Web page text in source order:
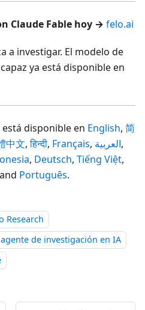
Claude Fable hoy → felo.ai
a investigar. El modelo de
ya está disponible en
disponible en English, 简
中文,हिन्दी, Français, العربية,
, Deutsch, Tiếng Việt,
and Português.
Research
agente de investigación en IA